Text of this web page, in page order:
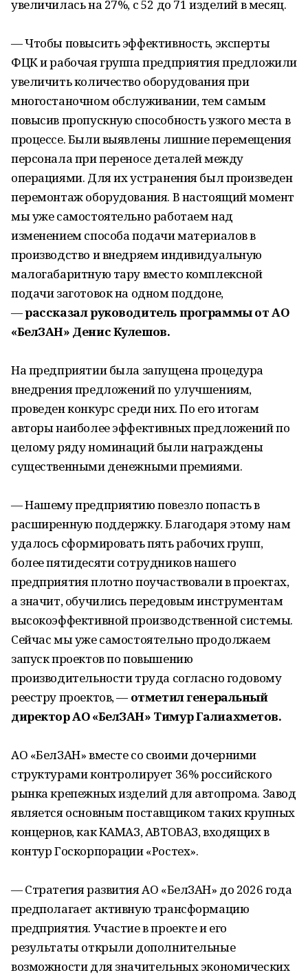
увеличилась на 27%, с 52 до 71 изделий в месяц.
— Чтобы повысить эффективность, эксперты
ФЦК и рабочая группа предприятия предложили
увеличить количество оборудования при
многостаночном обслуживании, тем самым
повысив пропускную способность узкого места в
процессе. Были выявлены лишние перемещения
персонала при переносе деталей между
операциями. Для их устранения был произведен
перемонтаж оборудования. В настоящий момент
мы уже самостоятельно работаем над
изменением способа подачи материалов в
производство и внедряем индивидуальную
малогабаритную тару вместо комплексной
подачи заготовок на одном поддоне,
—рассказал руководитель программы от АО
«БелЗАН» Денис Кулешов.
На предприятии была запущена процедура
внедрения предложений по улучшениям,
проведен конкурс среди них. По его итогам
авторы наиболее эффективных предложений по
целому ряду номинаций были награждены
существенными денежными премиями.
— Нашему предприятию повезло попасть в
расширенную поддержку. Благодаря этому нам
удалось сформировать пять рабочих групп,
более пятидесяти сотрудников нашего
предприятия плотно поучаствовали в проектах,
а значит, обучились передовым инструментам
высокоэффективной производственной системы.
Сейчас мы уже самостоятельно продолжаем
запуск проектов по повышению
производительности труда согласно годовому
реестру проектов, — отметил генеральный
директор АО «БелЗАН» Тимур Галиахметов.
АО «БелЗАН» вместе со своими дочерними
структурами контролирует 36% российского
рынка крепежных изделий для автопрома. Завод
является основным поставщиком таких крупных
концернов, как КАМАЗ, АВТОВАЗ, входящих в
контур Госкорпорации «Ростех».
— Стратегия развития АО «БелЗАН» до 2026 года
предполагает активную трансформацию
предприятия. Участие в проекте и его
результаты открыли дополнительные
возможности для значительных экономических